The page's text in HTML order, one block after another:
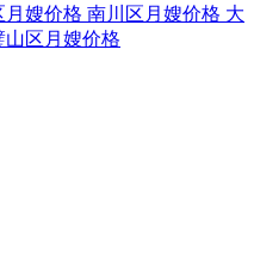
月嫂价格 南川区月嫂价格 大
山区月嫂价格